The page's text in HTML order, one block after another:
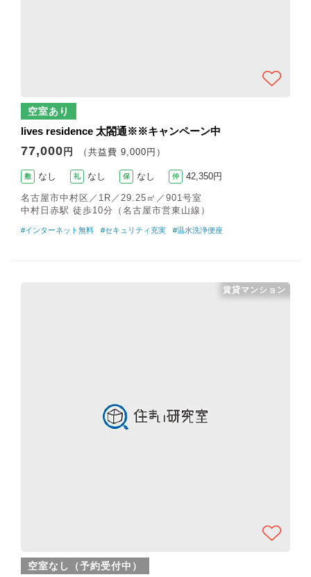
空室あり
lives residence 太閤通※※キャンペーン中
77,000 円 （共益費 9,000円）
敷 なし 礼 なし 保 なし 仲 42,350円
名古屋市中村区／1R／29.25㎡／901号室
中村日赤駅 徒歩10分（名古屋市営東山線）
#インターネット無料 #セキュリティ充実 #温水洗浄便座
空室なし（予約受付中）
賃貸マンション